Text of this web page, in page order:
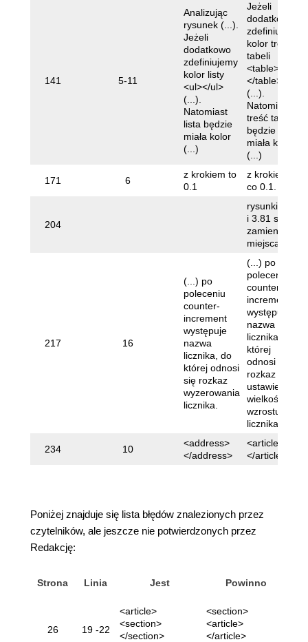
141 5-11
Analizując
rysunek (...).
Jeżeli
dodatkowo
zdefiniujemy
kolor listy
<ul></ul>
(...).
Natomiast
lista będzie
miała kolor
(...)
Jeżeli
dodatkowo
zdefiniujemy
kolor treści
tabeli
<table>
</table>
(...).
Natomiast
treść tabeli
będzie
miała kolor
(...)
171 6
z krokiem to
0.1
z krokiem
co 0.1.
204
rysunki 3.80
i 3.81 są
zamienione
miejscami
217 16
(...) po
poleceniu
counter-
increment
występuje
nazwa
licznika, do
której odnosi
się rozkaz
wyzerowania
licznika.
(...) po
poleceniu
counter-
increment
występuje
nazwa
licznika, do
której
odnosi się
rozkaz
ustawienia
wielkości
wzrostu
licznika.
234 10
<address>
</address>
<article>
</article>
Poniżej znajduje się lista błędów znalezionych przez
czytelników, ale jeszcze nie potwierdzonych przez
Redakcję:
Strona Linia Jest Powinno
26 19 -22
<article>
<section>
</section>
<section>
<article>
</article>